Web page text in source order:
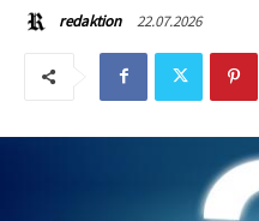
redaktion 22.07.2026